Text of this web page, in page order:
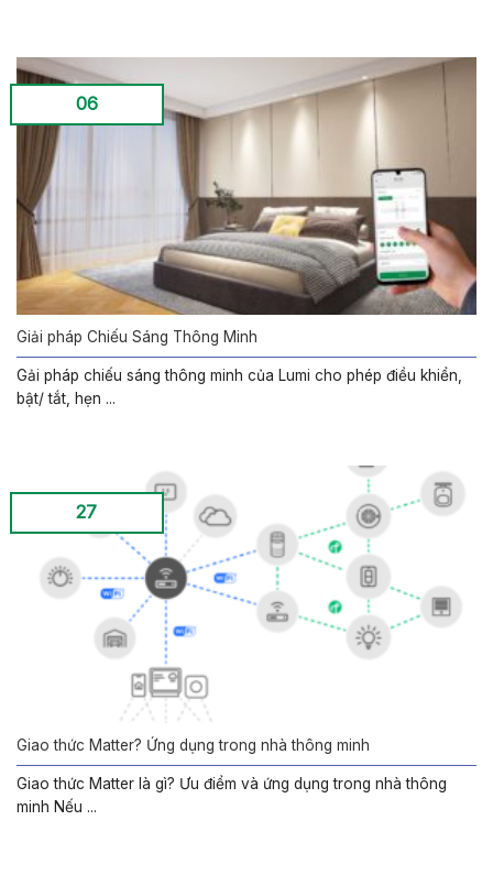
Giải pháp Chiếu Sáng Thông Minh
Gải pháp chiếu sáng thông minh của Lumi cho phép điều khiển,
bật/ tắt, hẹn ...
06
Giao thức Matter? Ứng dụng trong nhà thông minh
Giao thức Matter là gì? Ưu điểm và ứng dụng trong nhà thông
minh Nếu ...
27